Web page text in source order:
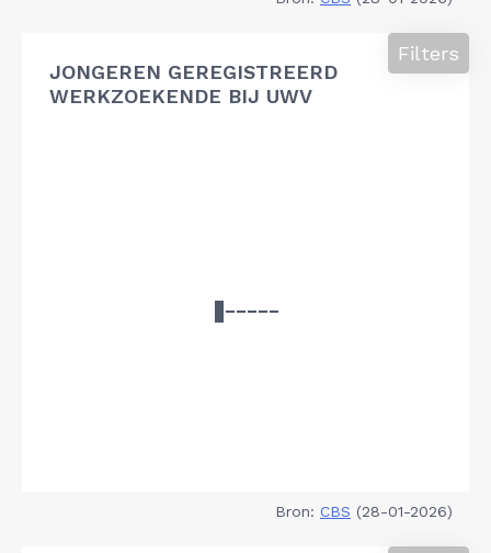
JONGEREN GEREGISTREERD
WERKZOEKENDE BIJ UWV
Filters
Bron: CBS (28-01-2026)